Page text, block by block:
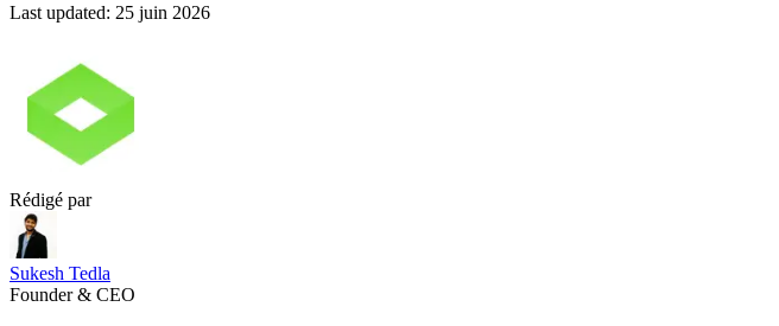
Last updated: 25 juin 2026
Rédigé par
Sukesh Tedla
Founder & CEO